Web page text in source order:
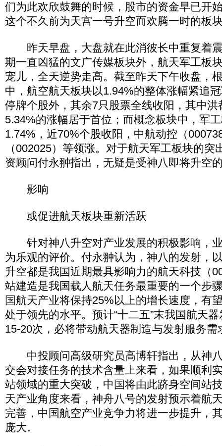
们为此欢欣鼓舞的时候，股市的资金早已开
这个不久前为天宫一号升空而欢腾一时的
昨天早盘，大盘就在此消彼长中重复着
期一直凶猛的文广传媒板块外，航天军工板
宠儿，全天逆势走高。截至昨天下午收盘，
中，航空航天板块以1.94%的整体涨幅紧追
停牌个股外，其余7只股票全线收阳，其中
5.34%的涨幅居于首位；而概念板块中，军
1.74%，近70%个股收阳，中航动控（
（002025）等领涨。对于航天军工板块的突
资顾问付永翀指出，无疑是受神八即将升空
影响
或促进航天板块重新活跃
针对神八升空对产业发展的积极影响，
为乐观的评价。付永翀认为，神八的发射，
升空都是我国近期最具影响力的航天科技（
站建造是我国载人航天任务最重要的一个步
国航天产业将保持25%以上的增长速度，有
处于领先的水平。预计“十二五”末我国航天
15-20次，必将带动航天器制造与发射服务需
中投顾问高级研究员高博轩指出，从神
交会对接任务的技术含量上来看，如果顺利
站领域的重大突破，中国将由此跻身空间站
天产业角度来看，神舟八号的发射预示着航
完善，中国航空产业竞争力将进一步提升，
庞大。